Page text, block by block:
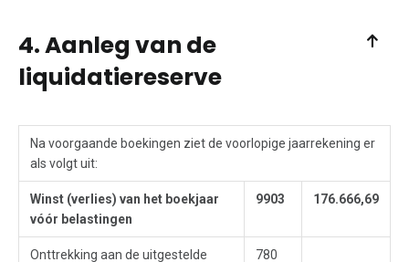
4. Aanleg van de
liquidatiereserve
Na voorgaande boekingen ziet de voorlopige jaarrekening er
als volgt uit:
Winst (verlies) van het boekjaar
vóór belastingen
9903 176.666,69
Onttrekking aan de uitgestelde 780